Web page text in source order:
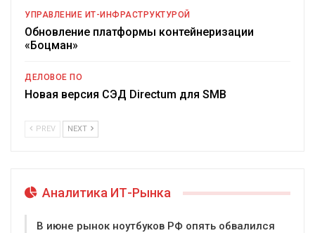
УПРАВЛЕНИЕ ИТ-ИНФРАСТРУКТУРОЙ
Обновление платформы контейнеризации
«Боцман»
ДЕЛОВОЕ ПО
Новая версия СЭД Directum для SMB
PREV NEXT
Аналитика ИТ-Рынка
В июне рынок ноутбуков РФ опять обвалился